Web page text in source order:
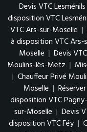
Devis VTC Lesménils
disposition VTC
VTC Ars-sur-Moselle |
à disposition VTC Ars-
Moselle | Devis
Moulins-lès-Metz |
| Chauffeur Privé
Moselle |
disposition VTC
sur-Moselle | Devis
disposition VTC Féy |